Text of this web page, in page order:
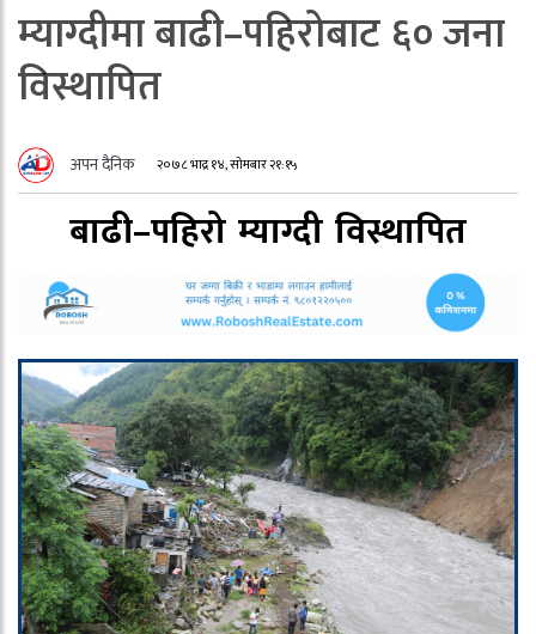
म्याग्दीमा बाढी–पहिरोबाट ६० जना
विस्थापित
अपन दैनिक २०७८ भाद्र १४, सोमबार २१:१५
बाढी–पहिरो म्याग्दी विस्थापित